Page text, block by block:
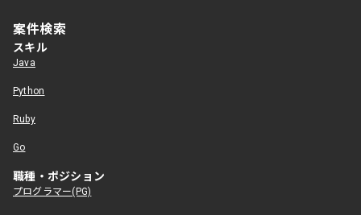
案件検索
スキル
Java
Python
Ruby
Go
職種・ポジション
プログラマー(PG)